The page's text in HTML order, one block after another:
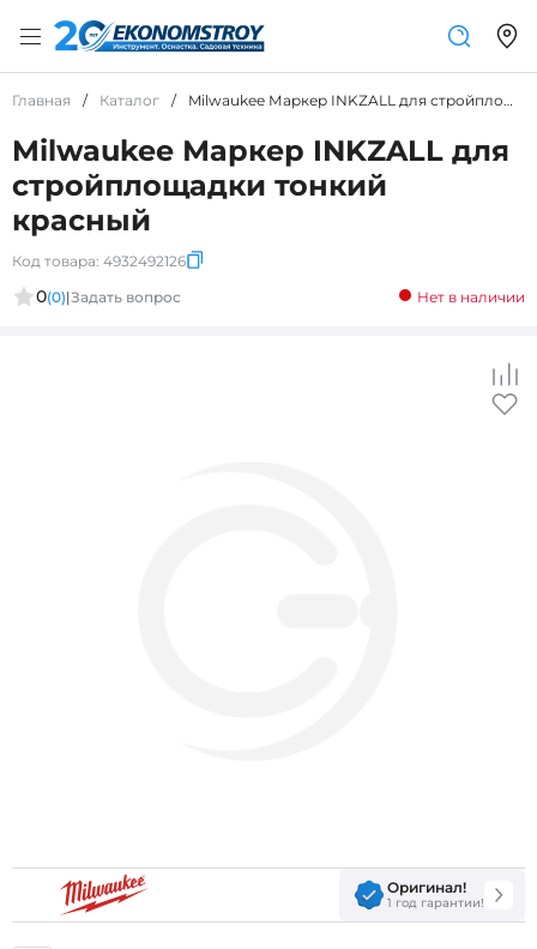
Главная / Каталог / Milwaukee Маркер INKZALL для стройплощадки тонкий красный
Milwaukee Маркер INKZALL для
стройплощадки тонкий
красный
Код товара: 4932492126
0(0)|Задать вопрос Нет в наличии
Оригинал!
1 год гарантии!